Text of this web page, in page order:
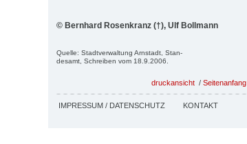
© Bernhard Rosenkranz (†), Ulf Bollmann
Quelle: Stadtverwaltung Arnstadt, Stan-
desamt, Schreiben vom 18.9.2006.
druckansicht / Seitenanfang
IMPRESSUM / DATENSCHUTZ KONTAKT